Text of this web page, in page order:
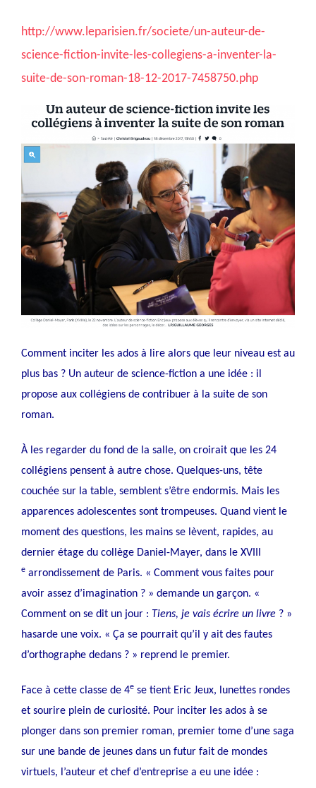
http://www.leparisien.fr/societe/un-auteur-de-
science-fiction-invite-les-collegiens-a-inventer-la-
suite-de-son-roman-18-12-2017-7458750.php
Comment inciter les ados à lire alors que leur niveau est au
plus bas ? Un auteur de science-fiction a une idée : il
propose aux collégiens de contribuer à la suite de son
roman.
À les regarder du fond de la salle, on croirait que les 24
collégiens pensent à autre chose. Quelques-uns, tête
couchée sur la table, semblent s’être endormis. Mais les
apparences adolescentes sont trompeuses. Quand vient le
moment des questions, les mains se lèvent, rapides, au
dernier étage du collège Daniel-Mayer, dans le XVIII
e arrondissement de Paris. « Comment vous faites pour
avoir assez d’imagination ? » demande un garçon. «
Comment on se dit un jour : Tiens, je vais écrire un livre ? »
hasarde une voix. « Ça se pourrait qu’il y ait des fautes
d’orthographe dedans ? » reprend le premier.
Face à cette classe de 4e se tient Eric Jeux, lunettes rondes
et sourire plein de curiosité. Pour inciter les ados à se
plonger dans son premier roman, premier tome d’une saga
sur une bande de jeunes dans un futur fait de mondes
virtuels, l’auteur et chef d’entreprise a eu une idée :